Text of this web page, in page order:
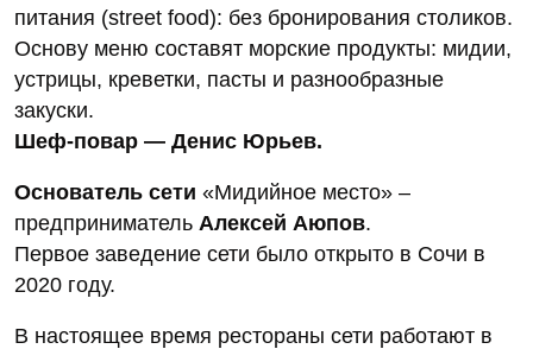
питания (street food): без бронирования столиков.
Основу меню составят морские продукты: мидии,
устрицы, креветки, пасты и разнообразные
закуски.
Шеф-повар — Денис Юрьев.
Основатель сети «Мидийное место» –
предприниматель Алексей Аюпов.
Первое заведение сети было открыто в Сочи в
2020 году.
В настоящее время рестораны сети работают в